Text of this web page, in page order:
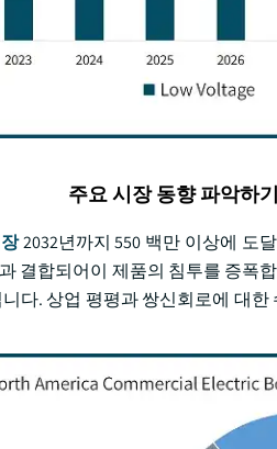
주요 시장 동향 파악하기
2032년까지 550 백만 이상에 도
결합되어이 제품의 침투를 증폭
다. 상업 평평과 쌍신회로에 대